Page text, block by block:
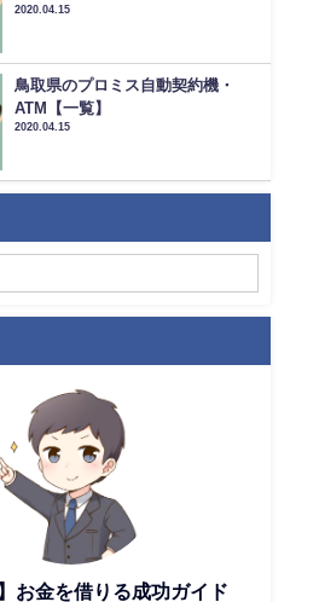
2020.04.15
鳥取県のプロミス自動契約機・
ATM【一覧】
2020.04.15
お金を借りる成功ガイド